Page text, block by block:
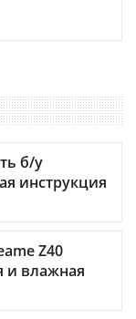
б/у
инструкция
Z40
и влажная